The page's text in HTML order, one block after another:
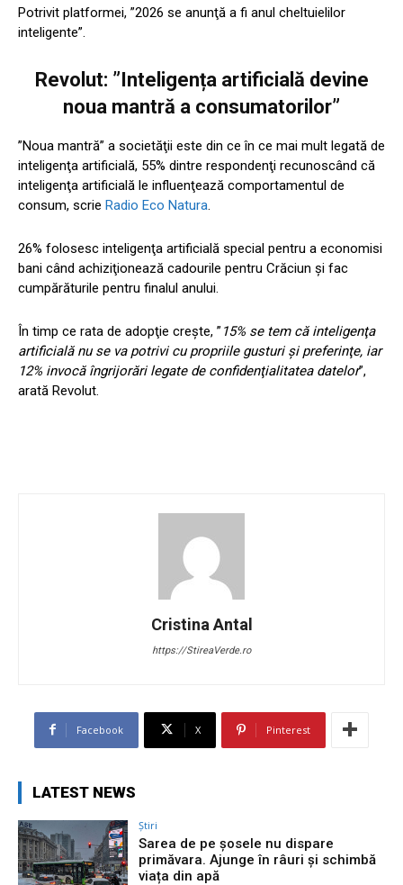
Potrivit platformei, ”2026 se anunţă a fi anul cheltuielilor
inteligente”.
Revolut: ”Inteligența artificială devine
noua mantră a consumatorilor”
”Noua mantră” a societăţii este din ce în ce mai mult legată de
inteligenţa artificială, 55% dintre respondenţi recunoscând că
inteligenţa artificială le influenţează comportamentul de
consum, scrie Radio Eco Natura.
26% folosesc inteligenţa artificială special pentru a economisi
bani când achiziţionează cadourile pentru Crăciun şi fac
cumpărăturile pentru finalul anului.
În timp ce rata de adopţie creşte, ” 15% se tem că inteligenţa
artificială nu se va potrivi cu propriile gusturi şi preferinţe, iar
12% invocă îngrijorări legate de confidenţialitatea datelor”,
arată Revolut.
Cristina Antal
https://StireaVerde.ro
Facebook X Pinterest
LATEST NEWS
Știri
Sarea de pe șosele nu dispare
primăvara. Ajunge în râuri și schimbă
viața din apă